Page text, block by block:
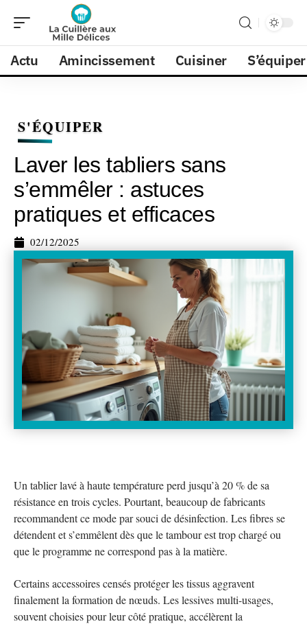
Actu Amincissement Cuisiner S’équiper
S'ÉQUIPER
Laver les tabliers sans
s’emmêler : astuces
pratiques et efficaces
02/12/2025
Un tablier lavé à haute température perd jusqu’à 20 % de sa
résistance en trois cycles. Pourtant, beaucoup de fabricants
recommandent ce mode par souci de désinfection. Les fibres se
détendent et s’emmêlent dès que le tambour est trop chargé ou
que le programme ne correspond pas à la matière.
Certains accessoires censés protéger les tissus aggravent
finalement la formation de nœuds. Les lessives multi-usages,
souvent choisies pour leur côté pratique, accélèrent la